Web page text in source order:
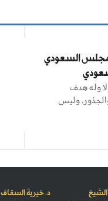
السعودي
وله هدف
وليس
د. خيرية السقاف